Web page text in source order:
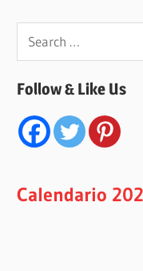
Search
for:
Follow & Like Us
Calendario